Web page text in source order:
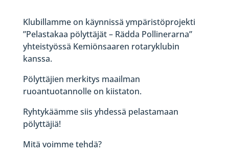
Klubillamme on käynnissä ympäristöprojekti
”Pelastakaa pölyttäjät – Rädda Pollinerarna”
yhteistyössä Kemiönsaaren rotaryklubin
kanssa.
Pölyttäjien merkitys maailman
ruoantuotannolle on kiistaton.
Ryhtykäämme siis yhdessä pelastamaan
pölyttäjiä!
Mitä voimme tehdä?